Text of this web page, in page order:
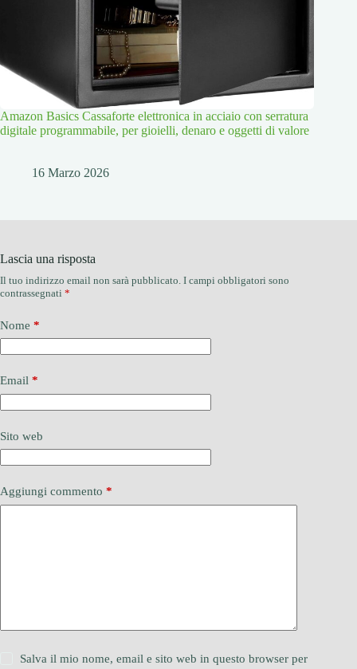
Amazon Basics Cassaforte elettronica in acciaio con serratura
digitale programmabile, per gioielli, denaro e oggetti di valore
16 Marzo 2026
Lascia una risposta
Il tuo indirizzo email non sarà pubblicato. I campi obbligatori sono
contrassegnati *
Nome *
Email *
Sito web
Aggiungi commento *
Salva il mio nome, email e sito web in questo browser per